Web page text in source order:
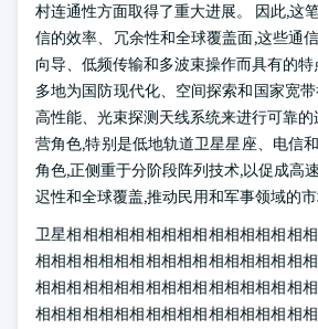
村连通性方面取得了重大进展。 因此,这
信的效率、冗余性和全球覆盖面,这些通
向导、低频传输和多波束操作而具有的
多地为国防现代化、空间探索和国家宽
高性能、光束探测天线系统来进行可靠
营角色,特别是低地轨道卫星星座、电信
角色,正侧重于分阶段阵列技术,以促成高
迟性和全球覆盖,推动民用和军事领域的市
卫星相相相相相相相相相相相相相相相
相相相相相相相相相相相相相相相相相
相相相相相相相相相相相相相相相相相
相相相相相相相相相相相相相相相相相